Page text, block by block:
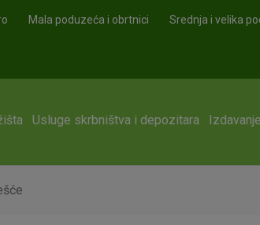
Mala poduzeća i obrtnici Srednja i velika
Usluge skrbništva i depozitara